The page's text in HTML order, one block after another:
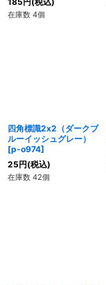
在庫数 4個
四角標識2x2（ダークブ
ルーイッシュグレー）
[p-o974]
25円(税込)
在庫数 42個